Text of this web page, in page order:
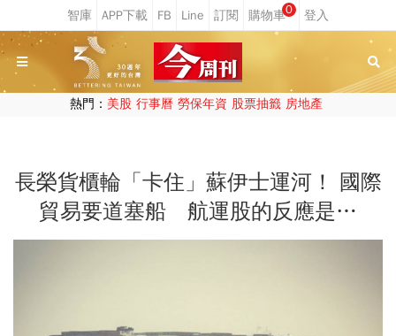
0
熱門： 美股 行事曆 勞保年資 股票抽籤 房地產
長榮貨櫃輪「卡住」蘇伊士運河！ 國際
貿易要道塞船 航運股的反應是…